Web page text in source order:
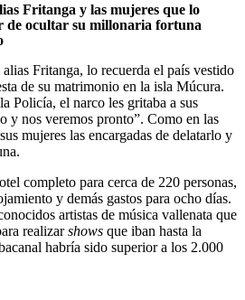
Fritanga y las mujeres que lo
ocultar su millonaria fortuna
Fritanga, lo recuerda el país vestido
de su matrimonio en la isla Múcura.
Policía, el narco les gritaba a sus
y nos veremos pronto”. Como en las
mujeres las encargadas de delatarlo y
completo para cerca de 220 personas,
y demás gastos para ocho días.
artistas de música vallenata que
realizarshows que iban hasta la
habría sido superior a los 2.000